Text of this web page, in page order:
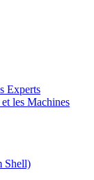
Experts
les Machines
Shell)